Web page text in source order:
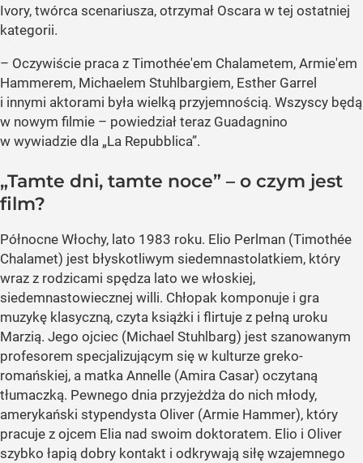
Ivory, twórca scenariusza, otrzymał Oscara w tej ostatniej
kategorii.
– Oczywiście praca z Timothée'em Chalametem, Armie'em
Hammerem, Michaelem Stuhlbargiem, Esther Garrel
i innymi aktorami była wielką przyjemnością. Wszyscy będą
w nowym filmie – powiedział teraz Guadagnino
w wywiadzie dla „La Repubblica”.
„Tamte dni, tamte noce” – o czym jest
film?
Północne Włochy, lato 1983 roku. Elio Perlman (Timothée
Chalamet) jest błyskotliwym siedemnastolatkiem, który
wraz z rodzicami spędza lato we włoskiej,
siedemnastowiecznej willi. Chłopak komponuje i gra
muzykę klasyczną, czyta książki i flirtuje z pełną uroku
Marzią. Jego ojciec (Michael Stuhlbarg) jest szanowanym
profesorem specjalizującym się w kulturze greko-
romańskiej, a matka Annelle (Amira Casar) oczytaną
tłumaczką. Pewnego dnia przyjeżdża do nich młody,
amerykański stypendysta Oliver (Armie Hammer), który
pracuje z ojcem Elia nad swoim doktoratem. Elio i Oliver
szybko łapią dobry kontakt i odkrywają siłę wzajemnego